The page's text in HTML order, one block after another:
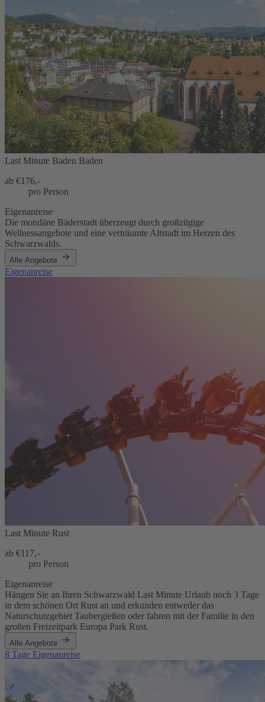
Last Minute Baden Baden
ab €176,-
pro Person
Eigenanreise
Die mondäne Bäderstadt überzeugt durch großzügige
Wellnessangebote und eine verträumte Altstadt im Herzen des
Schwarzwalds.
Alle Angebote
Eigenanreise
Last Minute Rust
ab €117,-
pro Person
Eigenanreise
Hängen Sie an Ihren Schwarzwald Last Minute Urlaub noch 3 Tage
in dem schönen Ort Rust an und erkunden entweder das
Naturschutzgebiet Taubergießen oder fahren mit der Familie in den
großen Freizeitpark Europa Park Rust.
Alle Angebote
8 Tage Eigenanreise